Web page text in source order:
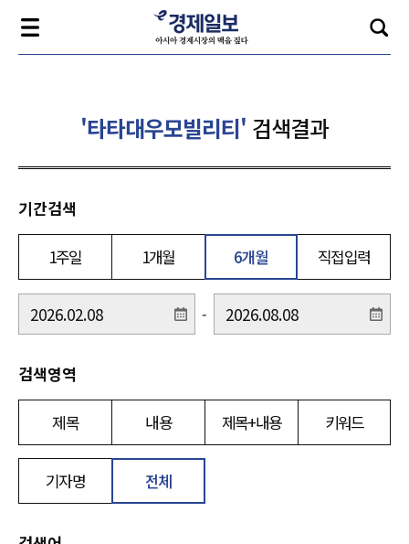
'타타대우모빌리티' 검색결과
기간검색
1주일 1개월 6개월 직접입력
-
검색영역
제목 내용 제목+내용 키워드
기자명 전체